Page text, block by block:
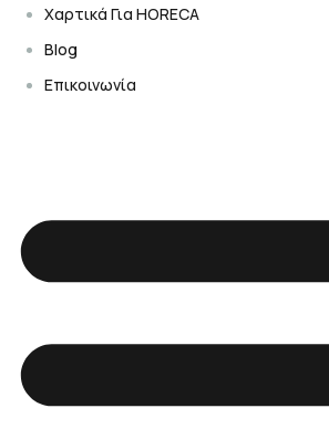
Χαρτικά Για HORECA
Blog
Επικοινωνία